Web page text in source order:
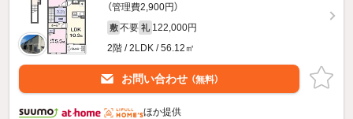
（管理費2,900円）
敷 不要 礼 122,000円
2階 / 2LDK / 56.12㎡
お問い合わせ （無料）
ほか提供